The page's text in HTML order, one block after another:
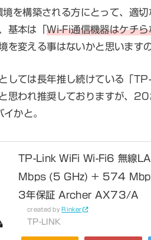
を構築される方にとって、適
基本は「Wi-Fi通信機器はケチら
を変える事はないかと思いますの
しては長年推し続けている「
思われ推奨しておりますが、
イかと。
TP-Link WiFi Wi-Fi6 無線
Mbps (5 GHz) + 574
3年保証 Archer AX73/A
created by Rinker
TP-LINK